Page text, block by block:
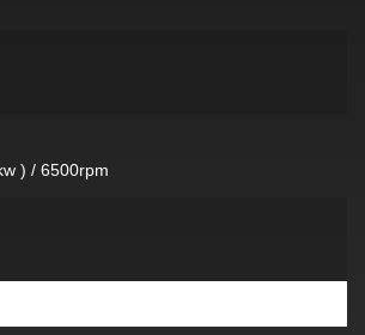
) / 6500rpm